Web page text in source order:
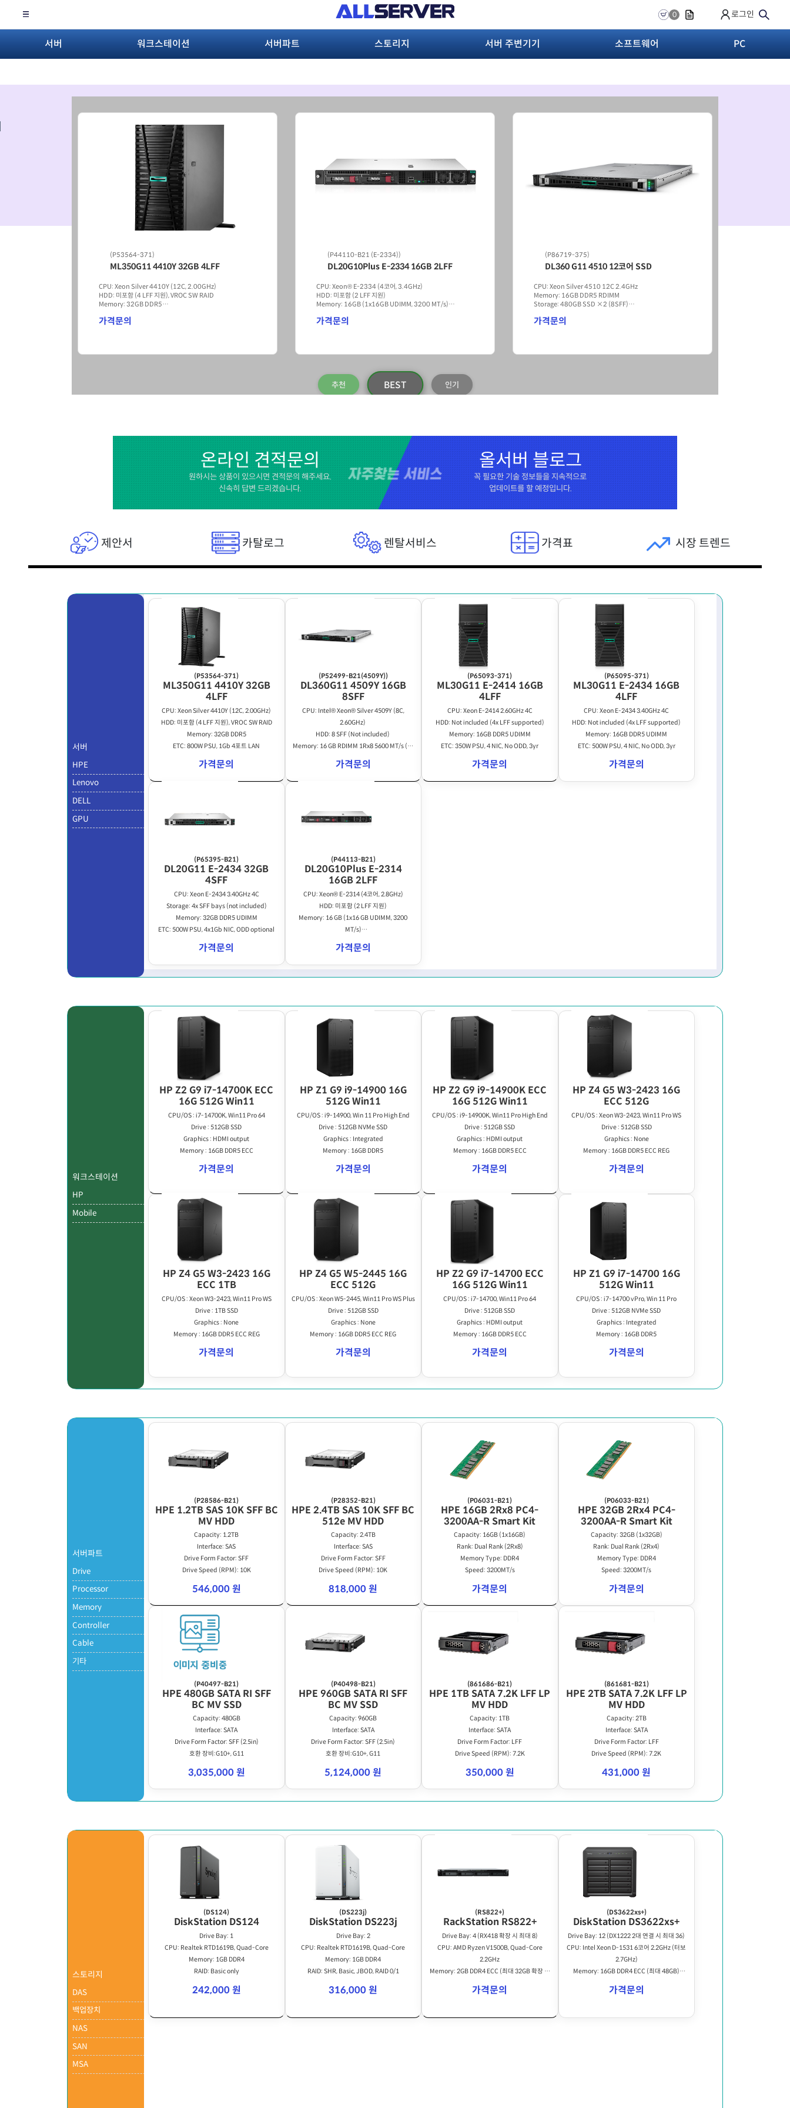
0 로그인
서버 워크스테이션 서버파트 스토리지 서버 주변기기 소프트웨어 PC
Z4 G5 Workstation
CPU : W3-2423 4.0GHz 6C
OS : Win 11 Pro Workstations
SDD/HDD : 512GB M.2 + 1TB HDD
3,366,000원
(P52499-B21(4509Y))
DL360G11 4509Y 16GB 8SFF
CPU: Intel® Xeon® Silver 4509Y (8C, 2.60GHz)
HDD: 8 SFF (Not included)
Memory: 16 GB RDIMM 1Rx8 5600 MT/s (1x 16 GB)
가격문의
(P19774-B21)
DL360G10 4208 16GB 8SFF
CPU: Xeon® silver 4208 (8코어, 2.10GHz)
HDD: 미포함 (8 SFF 지원)
Memory: 16GB
가격문의
추천 BEST 인기
온라인 견적문의
원하시는 상품이 있으시면 견적문의 해주세요.
신속히 답변 드리겠습니다.
올서버 블로그
꼭 필요한 기술 정보들을 지속적으로
업데이트를 할 예정입니다.
제안서 카탈로그 렌탈서비스 가격표 시장 트렌드
서버
HPE
Lenovo
DELL
GPU
(P53564-371)
ML350G11 4410Y 32GB
4LFF
CPU: Xeon Silver 4410Y (12C, 2.00GHz)
HDD: 미포함 (4 LFF 지원), VROC SW RAID
Memory: 32GB DDR5
ETC: 800W PSU, 1Gb 4포트 LAN
가격문의
(P52499-B21(4509Y))
DL360G11 4509Y 16GB
8SFF
CPU: Intel® Xeon® Silver 4509Y (8C,
2.60GHz)
HDD: 8 SFF (Not included)
Memory: 16 GB RDIMM 1Rx8 5600 MT/s (1x
16 GB)
ETC: 800W PSU, 4x 1Gb Ethernet, 5 fans
가격문의
(P65093-371)
ML30G11 E-2414 16GB
4LFF
CPU: Xeon E-2414 2.60GHz 4C
HDD: Not included (4x LFF supported)
Memory: 16GB DDR5 UDIMM
ETC: 350W PSU, 4 NIC, No ODD, 3yr
가격문의
(P65095-371)
ML30G11 E-2434 16GB
4LFF
CPU: Xeon E-2434 3.40GHz 4C
HDD: Not included (4x LFF supported)
Memory: 16GB DDR5 UDIMM
ETC: 500W PSU, 4 NIC, No ODD, 3yr
가격문의
(P65395-B21)
DL20G11 E-2434 32GB
4SFF
CPU: Xeon E-2434 3.40GHz 4C
Storage: 4x SFF bays (not included)
Memory: 32GB DDR5 UDIMM
ETC: 500W PSU, 4x1Gb NIC, ODD optional
가격문의
(P44113-B21)
DL20G10Plus E-2314
16GB 2LFF
CPU: Xeon® E-2314 (4코어, 2.8GHz)
HDD: 미포함 (2 LFF 지원)
Memory: 16 GB (1x16 GB UDIMM, 3200
MT/s)
ETC: 290W, 2포트 LAN, SW RAID, DVD 옵션
가격문의
워크스테이션
HP
Mobile
HP Z2 G9 i7-14700K ECC
16G 512G Win11
CPU/OS : i7-14700K, Win11 Pro 64
Drive : 512GB SSD
Graphics : HDMI output
Memory : 16GB DDR5 ECC
가격문의
HP Z1 G9 i9-14900 16G
512G Win11
CPU/OS : i9-14900, Win 11 Pro High End
Drive : 512GB NVMe SSD
Graphics : Integrated
Memory : 16GB DDR5
가격문의
HP Z2 G9 i9-14900K ECC
16G 512G Win11
CPU/OS : i9-14900K, Win11 Pro High End
Drive : 512GB SSD
Graphics : HDMI output
Memory : 16GB DDR5 ECC
가격문의
HP Z4 G5 W3-2423 16G
ECC 512G
CPU/OS : Xeon W3-2423, Win11 Pro WS
Drive : 512GB SSD
Graphics : None
Memory : 16GB DDR5 ECC REG
가격문의
HP Z4 G5 W3-2423 16G
ECC 1TB
CPU/OS : Xeon W3-2423, Win11 Pro WS
Drive : 1TB SSD
Graphics : None
Memory : 16GB DDR5 ECC REG
가격문의
HP Z4 G5 W5-2445 16G
ECC 512G
CPU/OS : Xeon W5-2445, Win11 Pro WS Plus
Drive : 512GB SSD
Graphics : None
Memory : 16GB DDR5 ECC REG
가격문의
HP Z2 G9 i7-14700 ECC
16G 512G Win11
CPU/OS : i7-14700, Win11 Pro 64
Drive : 512GB SSD
Graphics : HDMI output
Memory : 16GB DDR5 ECC
가격문의
HP Z1 G9 i7-14700 16G
512G Win11
CPU/OS : i7-14700 vPro, Win 11 Pro
Drive : 512GB NVMe SSD
Graphics : Integrated
Memory : 16GB DDR5
가격문의
서버파트
Drive
Processor
Memory
Controller
Cable
기타
(P28586-B21)
HPE 1.2TB SAS 10K SFF BC
MV HDD
Capacity: 1.2TB
Interface: SAS
Drive Form Factor: SFF
Drive Speed (RPM): 10K
546,000 원
(P28352-B21)
HPE 2.4TB SAS 10K SFF BC
512e MV HDD
Capacity: 2.4TB
Interface: SAS
Drive Form Factor: SFF
Drive Speed (RPM): 10K
818,000 원
(P06031-B21)
HPE 16GB 2Rx8 PC4-
3200AA-R Smart Kit
Capacity: 16GB (1x16GB)
Rank: Dual Rank (2Rx8)
Memory Type: DDR4
Speed: 3200MT/s
가격문의
(P06033-B21)
HPE 32GB 2Rx4 PC4-
3200AA-R Smart Kit
Capacity: 32GB (1x32GB)
Rank: Dual Rank (2Rx4)
Memory Type: DDR4
Speed: 3200MT/s
가격문의
(P40497-B21)
HPE 480GB SATA RI SFF
BC MV SSD
Capacity: 480GB
Interface: SATA
Drive Form Factor: SFF (2.5in)
호환 장비:G10+, G11
3,035,000 원
(P40498-B21)
HPE 960GB SATA RI SFF
BC MV SSD
Capacity: 960GB
Interface: SATA
Drive Form Factor: SFF (2.5in)
호환 장비:G10+, G11
5,124,000 원
(861686-B21)
HPE 1TB SATA 7.2K LFF LP
MV HDD
Capacity: 1TB
Interface: SATA
Drive Form Factor: LFF
Drive Speed (RPM): 7.2K
350,000 원
(861681-B21)
HPE 2TB SATA 7.2K LFF LP
MV HDD
Capacity: 2TB
Interface: SATA
Drive Form Factor: LFF
Drive Speed (RPM): 7.2K
431,000 원
스토리지
DAS
백업장치
NAS
SAN
MSA
(DS124)
DiskStation DS124
Drive Bay: 1
CPU: Realtek RTD1619B, Quad-Core
Memory: 1GB DDR4
RAID: Basic only
242,000 원
(DS223j)
DiskStation DS223j
Drive Bay: 2
CPU: Realtek RTD1619B, Quad-Core
Memory: 1GB DDR4
RAID: SHR, Basic, JBOD, RAID 0/1
316,000 원
(RS822+)
RackStation RS822+
Drive Bay: 4 (RX418 확장 시 최대 8)
CPU: AMD Ryzen V1500B, Quad-Core
2.2GHz
Memory: 2GB DDR4 ECC (최대 32GB 확장 가
RAID: SHR, Basic, JBOD, RAID 0/1/5/6/10
가격문의
(DS3622xs+)
DiskStation DS3622xs+
Drive Bay: 12 (DX1222 2대 연결 시 최대 36)
CPU: Intel Xeon D-1531 6코어 2.2GHz (터보
2.7GHz)
Memory: 16GB DDR4 ECC (최대 48GB)
가격문의